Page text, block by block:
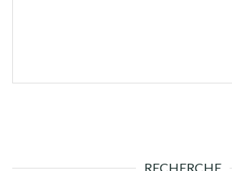
RECHERCHE